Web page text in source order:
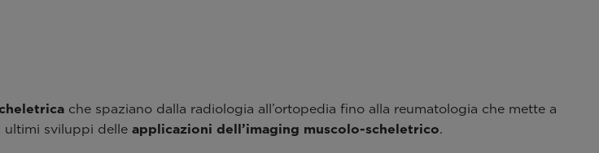
che spaziano dalla radiologia all’ortopedia fino alla reumatologia che mette a
ultimi sviluppi delle applicazioni dell’imaging muscolo-scheletrico.